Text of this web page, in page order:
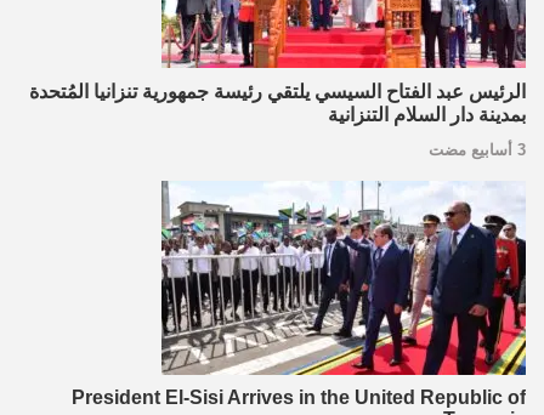
الرئيس عبد الفتاح السيسي يلتقي رئيسة جمهورية تنزانيا المُتحدة
بمدينة دار السلام التنزانية
3 أسابيع مضت
President El-Sisi Arrives in the United Republic of